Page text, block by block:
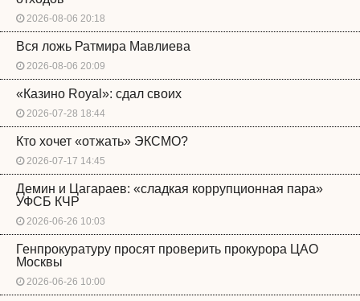
2026-08-06 20:18
Вся ложь Ратмира Мавлиева
2026-08-06 20:09
«Казино Royal»: сдал своих
2026-07-28 18:44
Кто хочет «отжать» ЭКСМО?
2026-07-17 14:45
Демин и Цагараев: «сладкая коррупционная пара»
УФСБ КЧР
2026-06-26 10:03
Генпрокуратуру просят проверить прокурора ЦАО
Москвы
2026-06-26 10:00